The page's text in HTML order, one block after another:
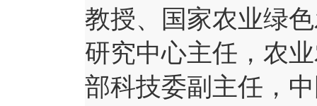
教授、国家农业绿
研究中心主任，农
部科技委副主任，